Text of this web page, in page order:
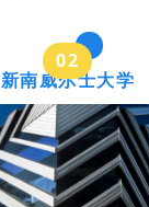
02
新南威尔士大学